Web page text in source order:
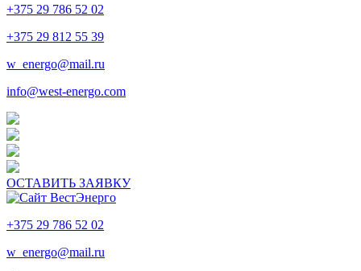
+375 29 786 52 02
+375 29 812 55 39
w_energo@mail.ru
info@west-energo.com
ОСТАВИТЬ ЗАЯВКУ
+375 29 786 52 02
w_energo@mail.ru